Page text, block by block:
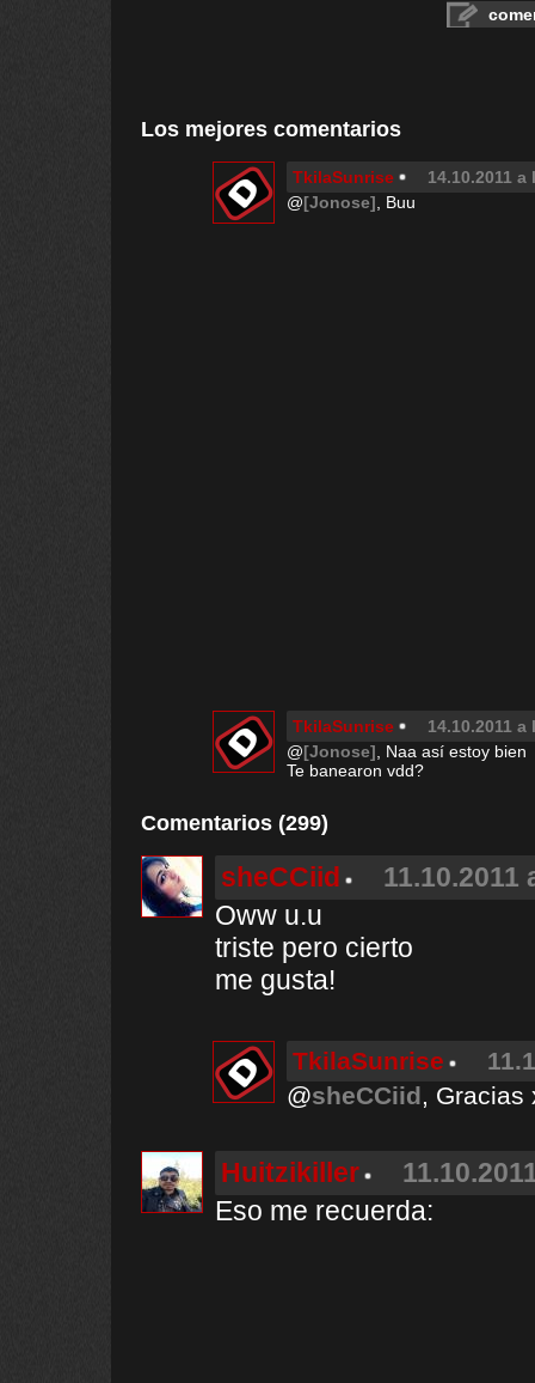
Los mejores comentarios
TkilaSunrise
14.10.2011 a
@[Jonose] , Buu
TkilaSunrise
14.10.2011 a
@[Jonose] , Naa así estoy bien
Te banearon vdd?
Comentarios (299)
sheCCiid
11.10.2011
Oww u.u
triste pero cierto
me gusta!
TkilaSunrise
@sheCCiid, Gracias
Huitzikiller
Eso me recuerda: